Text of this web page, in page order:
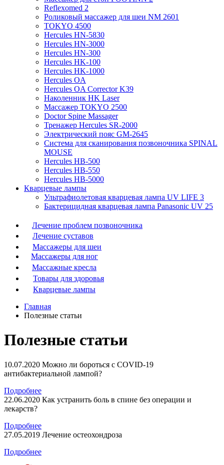
Reflexomed 2
Роликовый массажер для шеи NM 2601
TOKYO 4500
Hercules HN-5830
Hercules HN-3000
Hercules HN-300
Hercules HK-100
Hercules HK-1000
Hercules OA
Hercules OA Corrector K39
Наколенник HK Laser
Массажер TOKYO 2500
Doctor Spine Massager
Тренажер Hercules SR-2000
Электрический пояс GM-2645
Система для сканирования позвоночника SPINAL
MOUSE
Hercules HB-500
Hercules HB-550
Hercules HB-5000
Кварцевые лампы
Ультрафиолетовая кварцевая лампа UV LIFE 3
Бактерицидная кварцевая лампа Panasonic UV 25
Лечение проблем позвоночника
Лечение суставов
Массажеры для шеи
Массажеры для ног
Массажные кресла
Товары для здоровья
Кварцевые лампы
Главная
Полезные статьи
Полезные статьи
10.07.2020 Можно ли бороться с COVID-19
антибактериальной лампой?
Подробнее
22.06.2020 Как устранить боль в спине без операции и
лекарств?
Подробнее
27.05.2019 Лечение остеохондроза
Подробнее